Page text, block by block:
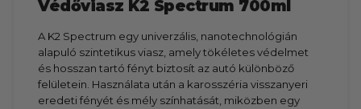
Védőviasz K2 Spectrum 700ml
A K2 Spectrum egy univerzális, nanotechnológián
alapuló szintetikus viasz, amely tökéletes védelmet
és hosszan tartó fényt biztosít az autó különböző
felületein. Használata után a karosszéria visszanyeri
eredeti fényét és mély színhatását, miközben egy